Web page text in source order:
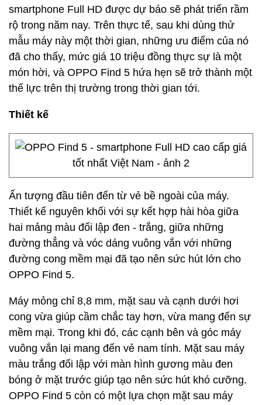
smartphone Full HD được dự báo sẽ phát triển rầm
rộ trong năm nay. Trên thực tế, sau khi dùng thử
mẫu máy này một thời gian, những ưu điểm của nó
đã cho thấy, mức giá 10 triệu đồng thực sự là một
món hời, và OPPO Find 5 hứa hẹn sẽ trở thành một
thế lực trên thị trường trong thời gian tới.
Thiết kế­­­
Ấn tượng đầu tiên đến từ vẻ bề ngoài của máy.
Thiết kế nguyên khối với sự kết hợp hài hòa giữa
hai mảng màu đối lập đen - trắng, giữa những
đường thẳng và vóc dáng vuông vắn với những
đường cong mềm mại đã tạo nên sức hút lớn cho
OPPO Find 5.
Máy mỏng chỉ 8,8 mm, mặt sau và cạnh dưới hơi
cong vừa giúp cầm chắc tay hơn, vừa mang đến sự
mềm mại. Trong khi đó, các cạnh bên và góc máy
vuông vắn lại mang đến vẻ nam tính. Mặt sau máy
màu trắng đối lập với màn hình gương màu đen
bóng ở mặt trước giúp tạo nên sức hút khó cưỡng.
OPPO Find 5 còn có một lựa chọn mặt sau máy